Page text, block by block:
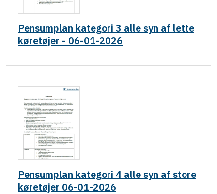
Pensumplan kategori 3 alle syn af lette
køretøjer - 06-01-2026
Pensumplan kategori 4 alle syn af store
køretøjer 06-01-2026